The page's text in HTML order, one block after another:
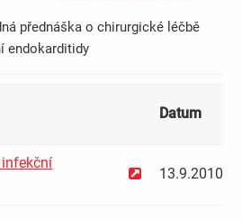
přednáška o chirurgické léčbě
endokarditidy
Datum
13.9.2010